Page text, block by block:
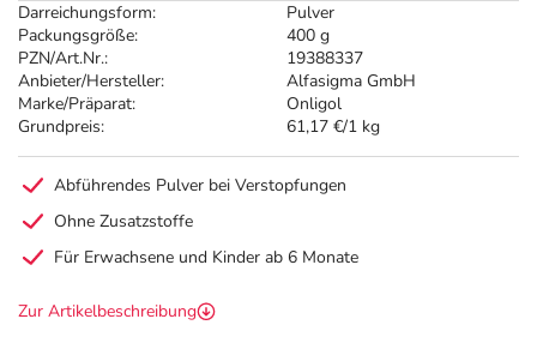
Darreichungsform:
Pulver
Packungsgröße:
400 g
PZN/Art.Nr.:
19388337
Anbieter/Hersteller:
Alfasigma GmbH
Marke/Präparat:
Onligol
Grundpreis:
61,17 €/1 kg
Abführendes Pulver bei Verstopfungen
Ohne Zusatzstoffe
Für Erwachsene und Kinder ab 6 Monate
Zur Artikelbeschreibung